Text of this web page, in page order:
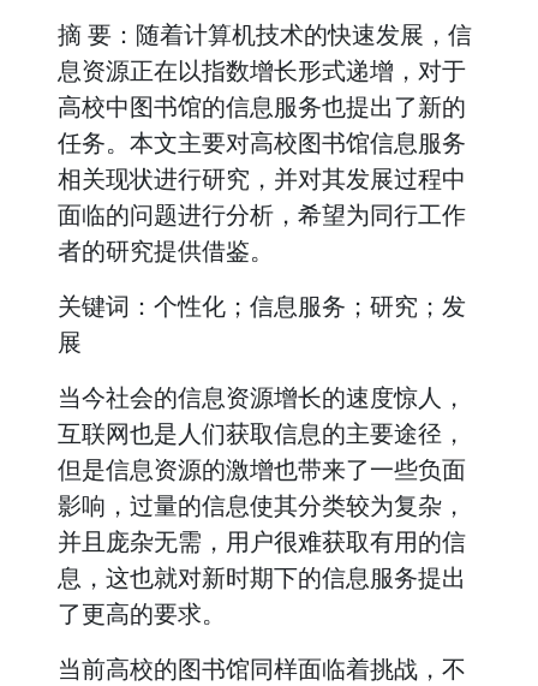
摘 要：随着计算机技术的快速发展，信
息资源正在以指数增长形式递增，对于
高校中图书馆的信息服务也提出了新的
任务。本文主要对高校图书馆信息服务
相关现状进行研究，并对其发展过程中
面临的问题进行分析，希望为同行工作
者的研究提供借鉴。
关键词：个性化；信息服务；研究；发
展
当今社会的信息资源增长的速度惊人，
互联网也是人们获取信息的主要途径，
但是信息资源的激增也带来了一些负面
影响，过量的信息使其分类较为复杂，
并且庞杂无需，用户很难获取有用的信
息，这也就对新时期下的信息服务提出
了更高的要求。
当前高校的图书馆同样面临着挑战，不